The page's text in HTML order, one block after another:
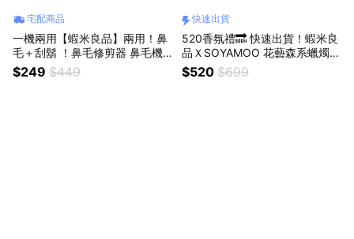
宅配商品
一機兩用【蝦米良品】兩用！鼻
毛＋刮鬍 ！鼻毛修剪器 鼻毛機
可充電 可清洗刮鬍刀鼻毛刀 便
攜迷你電動鼻毛剪 送禮 贈品 交
$249 $449
快速出貨
520香氛禮🔜 快速出貨！蝦米良
品ＸSOYAMOO 花藝森系蠟燭
送禮自用精美禮盒 聖誕節交換禮
物 情人節禮物 生日禮物 畢業禮
$520 $699